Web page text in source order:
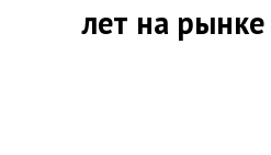
лет на